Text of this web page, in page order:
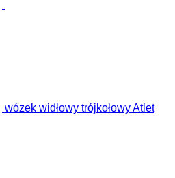
wózek widłowy trójkołowy Atlet